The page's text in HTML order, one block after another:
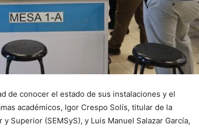
de conocer el estado de sus instalaciones y el
académicos, Igor Crespo Solís, titular de la
Superior (SEMSyS), y Luis Manuel Salazar García,